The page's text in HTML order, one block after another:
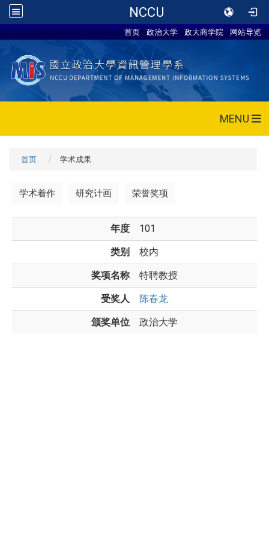
NCCU
首页 政治大学 政大商学院 网站导览
MENU
首页 学术成果
学术着作 研究计画 荣誉奖项
年度 101
类别 校内
奖项名称 特聘教授
受奖人 陈春龙
颁奖单位 政治大学